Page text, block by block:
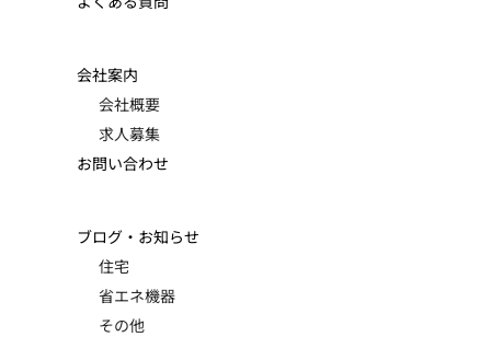
会社案内
会社概要
求人募集
お問い合わせ
ブログ・お知らせ
住宅
省エネ機器
その他